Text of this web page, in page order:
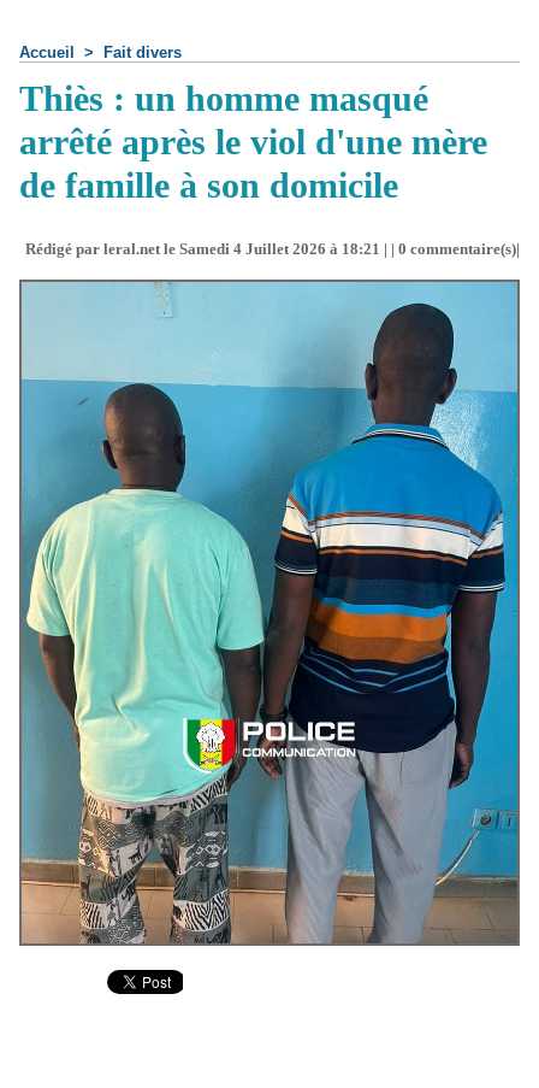
Accueil > Fait divers
Thiès : un homme masqué
arrêté après le viol d'une mère
de famille à son domicile
Rédigé par leral.net le Samedi 4 Juillet 2026 à 18:21 | | 0 commentaire(s)|